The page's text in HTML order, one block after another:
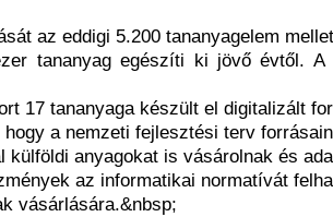
az eddigi 5.200 tananyagelem
tananyag egészíti ki jövő évtől. A
17 tananyaga készült el digitalizált
hogy a nemzeti fejlesztési terv
külföldi anyagokat is vásárolnak és
az informatikai normatívát
vásárlására.&nbsp;